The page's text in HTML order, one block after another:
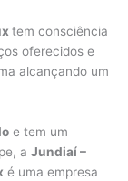
tem consciência
oferecidos e
alcançando um
e tem um
a Jundiaí –
é uma empresa